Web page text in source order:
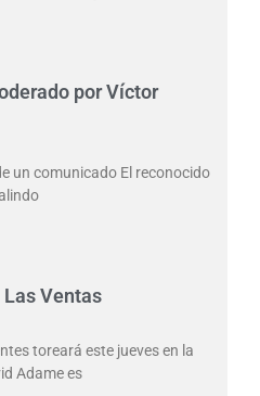
por Víctor
un comunicado El reconocido
Ventas
toreará este jueves en la
Adame es